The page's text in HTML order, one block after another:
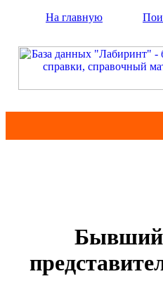
На главную
Бывший